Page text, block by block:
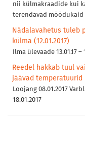
nii külmakraadide kui
terendavad
Nädalavahetus tuleb
külma (12.01.2017)
Ilma ülevaade 13.01.17 –
Reedel hakkab tuul
jäävad temperatuurid
Loojang 08.01.2017
18.01.2017